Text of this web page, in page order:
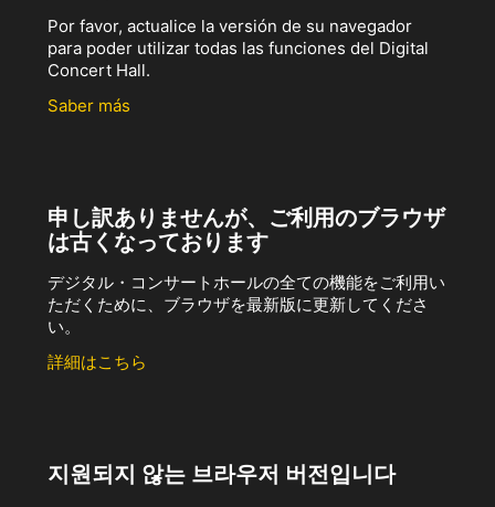
Por favor, actualice la versión de su navegador
para poder utilizar todas las funciones del Digital
Concert Hall.
Saber más
申し訳ありませんが、ご利用のブラウザ
は古くなっております
デジタル・コンサートホールの全ての機能をご利用い
ただくために、ブラウザを最新版に更新してくださ
い。
詳細はこちら
지원되지 않는 브라우저 버전입니다